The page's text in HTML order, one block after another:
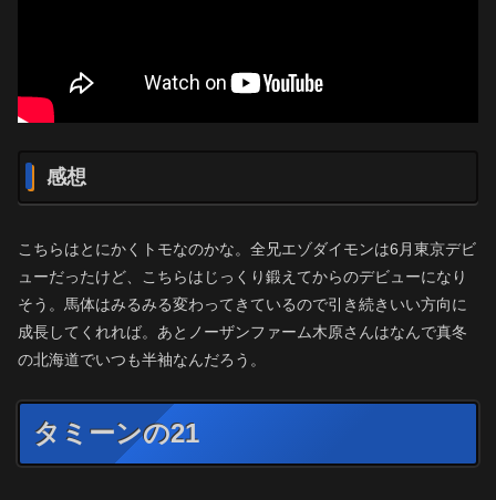
感想
こちらはとにかくトモなのかな。全兄エゾダイモンは6月東京デビ
ューだったけど、こちらはじっくり鍛えてからのデビューになり
そう。馬体はみるみる変わってきているので引き続きいい方向に
成長してくれれば。あとノーザンファーム木原さんはなんで真冬
の北海道でいつも半袖なんだろう。
タミーンの21